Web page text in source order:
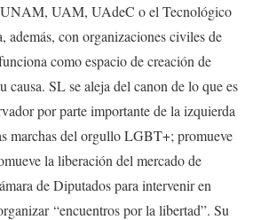
UNAM, UAM, UAdeC o el Tecnológico
además, con organizaciones civiles de
como espacio de creación de
causa. SL se aleja del canon de lo que es
por parte importante de la izquierda
marchas del orgullo LGBT+; promueve
la liberación del mercado de
de Diputados para intervenir en
encuentros por la libertad . Su